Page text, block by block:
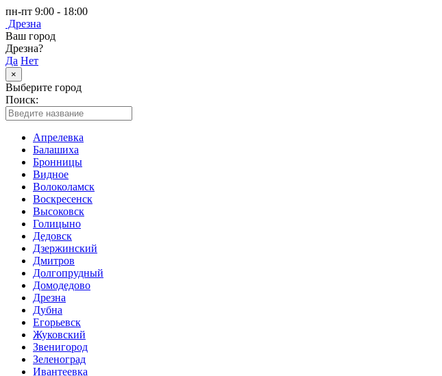
пн-пт 9:00 - 18:00
Дрезна
Ваш город
Дрезна?
Да Нет
×
Выберите город
Поиск:
Апрелевка
Балашиха
Бронницы
Видное
Волоколамск
Воскресенск
Высоковск
Голицыно
Дедовск
Дзержинский
Дмитров
Долгопрудный
Домодедово
Дрезна
Дубна
Егорьевск
Жуковский
Звенигород
Зеленоград
Ивантеевка